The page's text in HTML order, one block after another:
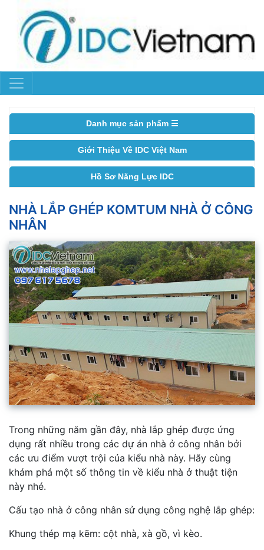
Danh mục sản phẩm ☰
Giới Thiệu Về IDC Việt Nam
Hồ Sơ Năng Lực IDC
NHÀ LẮP GHÉP KOMTUM NHÀ Ở CÔNG
NHÂN
Trong những năm gần đây, nhà lắp ghép được ứng
dụng rất nhiều trong các dự án nhà ở công nhân bởi
các ưu điểm vượt trội của kiểu nhà này. Hãy cùng
khám phá một số thông tin về kiểu nhà ở thuật tiện
này nhé.
Cấu tạo nhà ở công nhân sử dụng công nghệ lắp ghép:
Khung thép mạ kẽm: cột nhà, xà gồ, vì kèo.